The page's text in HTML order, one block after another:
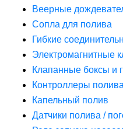
Веерные
Сопла для полива
Гибкие
Электромагнитные
Клапанные боксы и
Контроллеры полива
Капельный полив
Датчики полива /